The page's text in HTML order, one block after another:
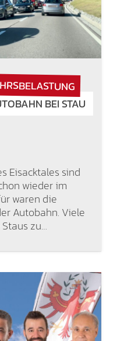
BEI STAU
Eisacktales sind
wieder im
waren die
Autobahn. Viele
zu…